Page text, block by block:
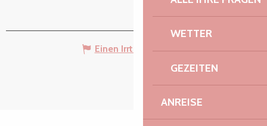
WETTER
GEZEITEN
ANREISE
Einen Irrtum angeben